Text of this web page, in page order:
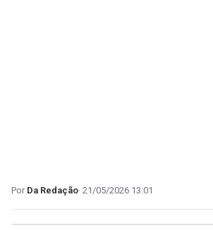
Da Redação 21/05/2026 13:01